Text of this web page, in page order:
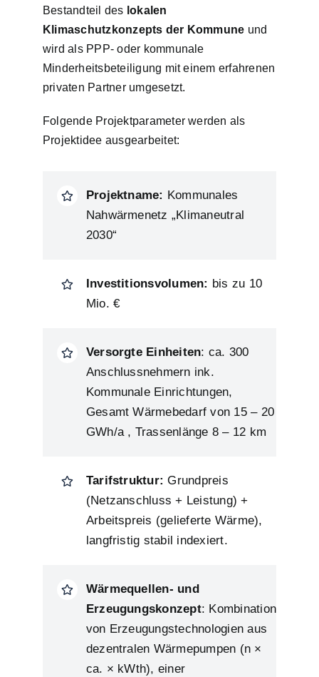
Bestandteil des lokalen
Klimaschutzkonzepts der Kommune und
wird als PPP- oder kommunale
Minderheitsbeteiligung mit einem erfahrenen
privaten Partner umgesetzt.
Folgende Projektparameter werden als
Projektidee ausgearbeitet:
Projektname: Kommunales
Nahwärmenetz „Klimaneutral
2030“
Investitionsvolumen: bis zu 10
Mio. €
Versorgte Einheiten: ca. 300
Anschlussnehmern ink.
Kommunale Einrichtungen,
Gesamt Wärmebedarf von 15 – 20
GWh/a , Trassenlänge 8 – 12 km
Tarifstruktur: Grundpreis
(Netzanschluss + Leistung) +
Arbeitspreis (gelieferte Wärme),
langfristig stabil indexiert.
Wärmequellen- und
Erzeugungskonzept: Kombination
von Erzeugungstechnologien aus
dezentralen Wärmepumpen (n ×
ca. × kWth), einer